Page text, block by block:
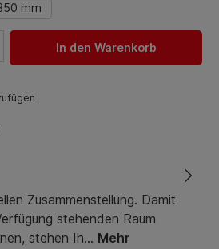
mm
gewünschten Wert ein oder
In den Warenkorb
Zusammenstellung. Damit
stehenden Raum
stehen Ih… Mehr